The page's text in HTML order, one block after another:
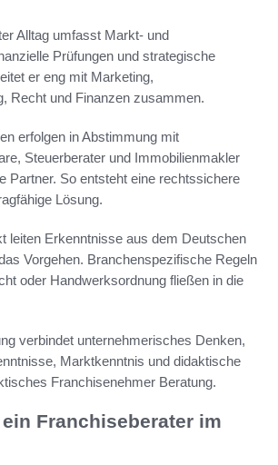
Alltag umfasst Markt- und
Prüfungen und strategische
er eng mit Marketing,
Recht und Finanzen zusammen.
erfolgen in Abstimmung mit
Steuerberater und Immobilienmakler
Partner. So entsteht eine rechtssichere
Lösung.
leiten Erkenntnisse aus dem Deutschen
Vorgehen. Branchenspezifische Regeln
oder Handwerksordnung fließen in die
verbindet unternehmerisches Denken,
Marktkenntnis und didaktische
Franchisenehmer Beratung.
Franchiseberater im